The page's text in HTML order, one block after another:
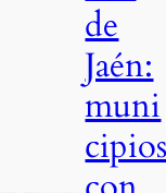
de
Jaén:
muni